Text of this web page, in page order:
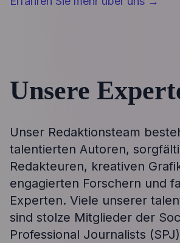
Unsere
Unser Redaktionsteam
talentierten Autoren,
Redakteuren, kreativen
engagierten Forschern und
Experten. Viele unserer
sind stolze Mitglieder der
Professional Journalists